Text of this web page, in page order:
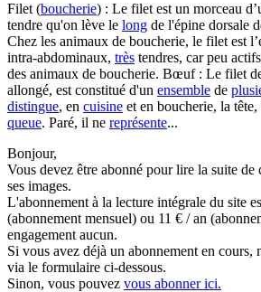
Filet (boucherie) : Le filet est un morceau
tendre qu'on lève le long de l'épine dorsale
Chez les animaux de boucherie, le filet est
intra-abdominaux, très tendres, car peu
des animaux de boucherie. Bœuf : Le filet
allongé, est constitué d'un ensemble de
distingue, en cuisine et en boucherie, la tête,
queue. Paré, il ne représente...
Bonjour,
Vous devez être abonné pour lire la suite de
ses images.
L'abonnement à la lecture intégrale du site
(abonnement mensuel) ou 11 € / an
engagement aucun.
Si vous avez déjà un abonnement en cours,
via le formulaire ci-dessous.
Sinon, vous pouvez vous abonner ici.